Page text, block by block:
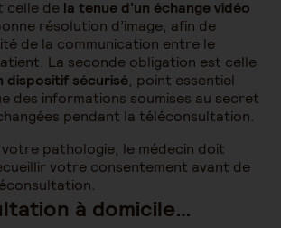
celle de la tenue d’un échange vidéo
résolution d’image, afin de
de la communication entre le
La seconde obligation est celle
dispositif sécurisé, point essentiel
des informations soumises au secret
pendant la téléconsultation.
pathologie, le médecin doit
votre consentement avant de
à domicile…